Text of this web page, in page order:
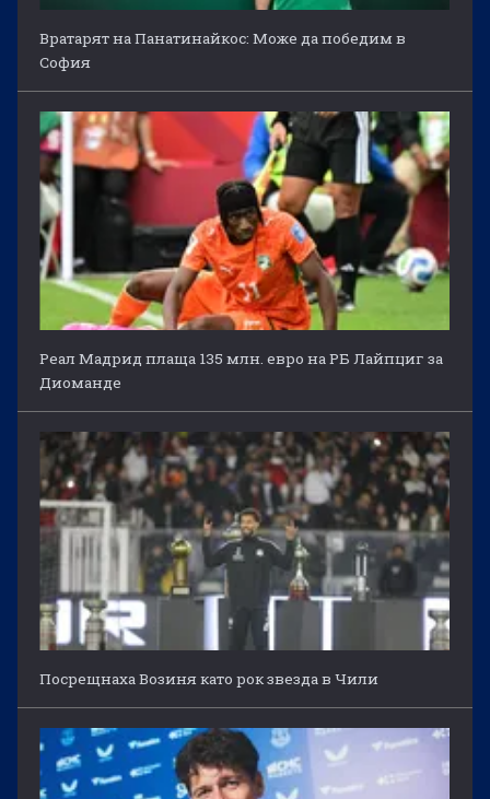
Вратарят на Панатинайкос: Може да победим в
София
Реал Мадрид плаща 135 млн. евро на РБ Лайпциг за
Диоманде
Посрещнаха Возиня като рок звезда в Чили